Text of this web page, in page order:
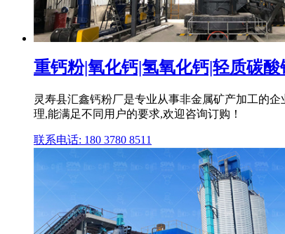
重钙粉|氧化钙|氢氧化钙|轻质碳酸
灵寿县汇鑫钙粉厂是专业从事非金属矿产加工的
理,能满足不同用户的要求,欢迎咨询订购！
联系电话: 180 3780 8511